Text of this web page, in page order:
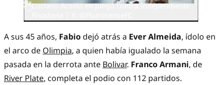
Luciano Acosta en juego contra Independiente
A sus 45 años, Fabiodejó atrás a Ever Almeida, ídolo en
el arco de Olimpia, a quien había igualado la semana
pasada en la derrota ante Bolivar. Franco Armani, de
River Plate, completa el podio con 112 partidos.